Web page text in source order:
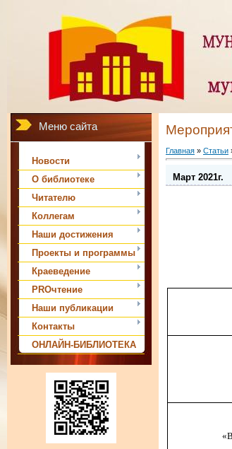
Меню сайта
Новости
О библиотеке
Читателю
Коллегам
Наши достижения
Проекты и программы
Краеведение
PROчтение
Наши публикации
Контакты
ОНЛАЙН-БИБЛИОТЕКА
Главная » Статьи
Март 2021г.